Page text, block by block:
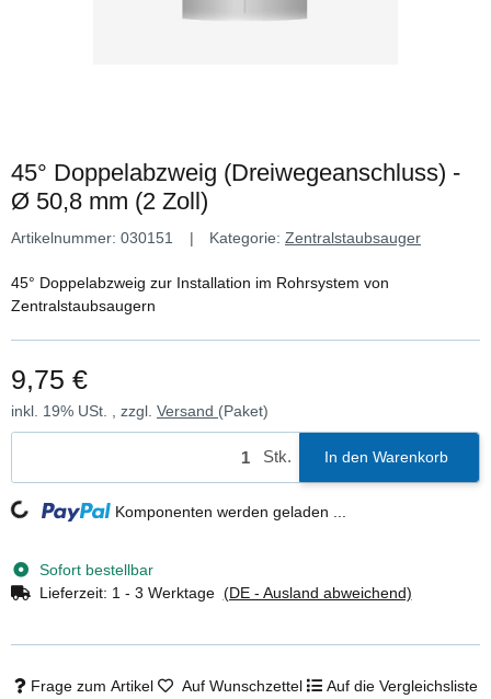
45° Doppelabzweig (Dreiwegeanschluss) -
Ø 50,8 mm (2 Zoll)
Artikelnummer: 030151 Kategorie: Zentralstaubsauger
45° Doppelabzweig zur Installation im Rohrsystem von
Zentralstaubsaugern
9,75 €
inkl. 19% USt. , zzgl. Versand (Paket)
Stk. In den Warenkorb
Loading... Komponenten werden geladen ...
Sofort bestellbar
Lieferzeit: 1 - 3 Werktage (DE - Ausland abweichend)
Frage zum Artikel Auf Wunschzettel Auf die Vergleichsliste